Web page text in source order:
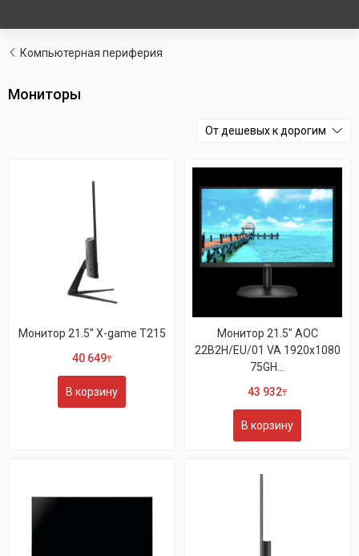
Компьютерная периферия
Мониторы
От дешевых к дорогим
Монитор 21.5'' X-game T215
40 649₸
В корзину
Монитор 21.5" AOC
22B2H/EU/01 VA 1920x1080
75GH...
43 932₸
В корзину